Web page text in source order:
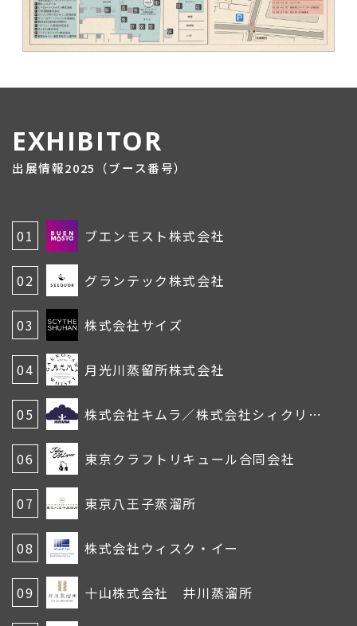
EXHIBITOR
出展情報2025（ブース番号）
01 ブエンモスト株式会社
02 グランテック株式会社
03 株式会社サイズ
04 月光川蒸留所株式会社
05 株式会社キムラ／株式会社シィクリエイティブインターナショナル
06 東京クラフトリキュール合同会社
07 東京八王子蒸溜所
08 株式会社ウィスク・イー
09 十山株式会社 井川蒸溜所